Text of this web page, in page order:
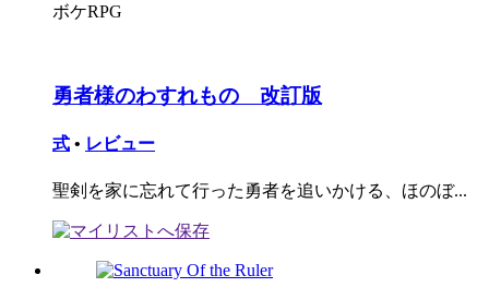
ボケRPG
勇者様のわすれもの 改訂版
式 • レビュー
聖剣を家に忘れて行った勇者を追いかける、ほのぼ...